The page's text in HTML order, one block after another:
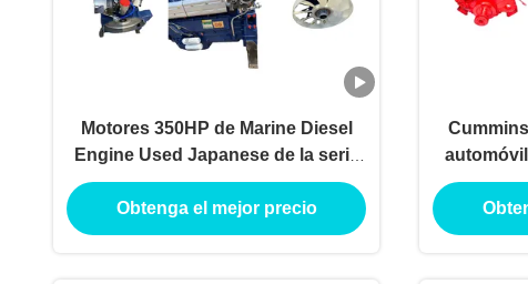
Motores 350HP de Marine Diesel
Engine Used Japanese de la serie
WP12 a 550HP
Obtenga el mejor precio